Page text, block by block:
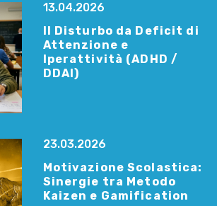
13.04.2026
Il Disturbo da Deficit di
Attenzione e
Iperattività (ADHD /
DDAI)
23.03.2026
Motivazione Scolastica:
Sinergie tra Metodo
Kaizen e Gamification